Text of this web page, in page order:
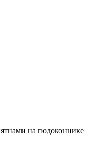
на подоконнике